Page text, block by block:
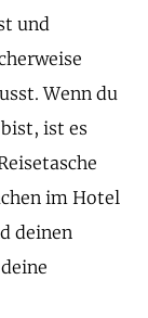
und
Wenn du
ist es
im Hotel
deinen